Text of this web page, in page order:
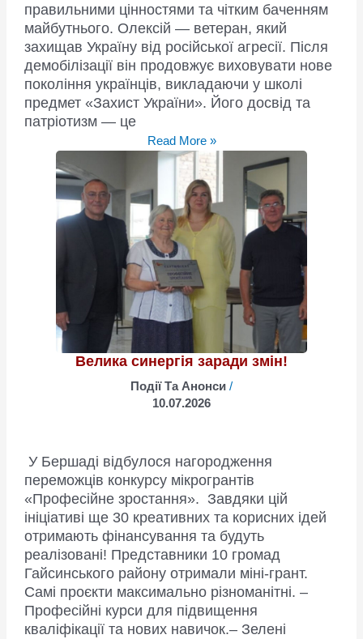
правильними цінностями та чітким баченням
майбутнього. Олексій — ветеран, який
захищав Україну від російської агресії. Після
демобілізації він продовжує виховувати нове
покоління українців, викладаючи у школі
предмет «Захист України». Його досвід та
патріотизм — це
Підсилюємо
команду
—
Вінничани»
на
місцях!
Read More »
Велика синергія заради змін!
Події Та Анонси /
10.07.2026
У Бершаді відбулося нагородження
переможців конкурсу мікрогрантів
«Професійне зростання». Завдяки цій
ініціативі ще 30 креативних та корисних ідей
отримають фінансування та будуть
реалізовані! Представники 10 громад
Гайсинського району отримали міні-грант.
Самі проєкти максимально різноманітні. –
Професійні курси для підвищення
кваліфікації та нових навичок.– Зелені